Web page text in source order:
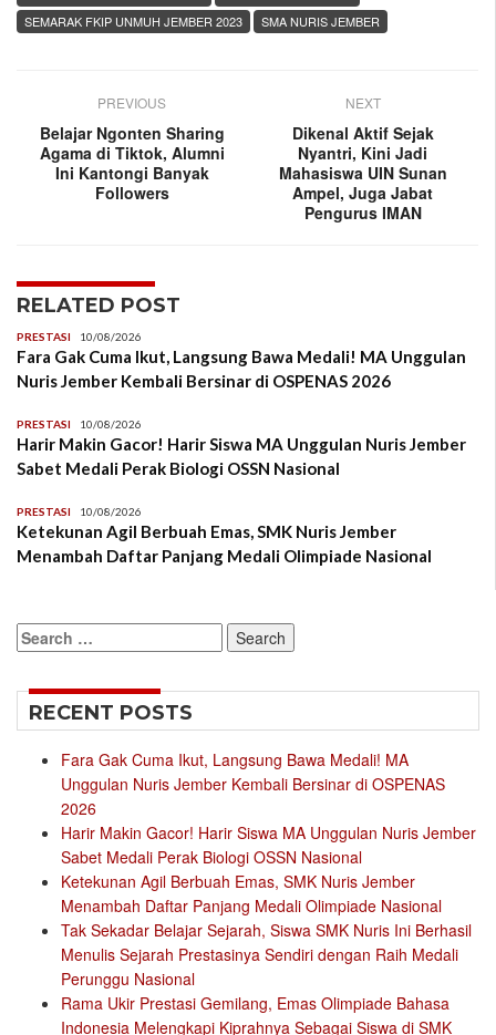
SEMARAK FKIP UNMUH JEMBER 2023
SMA NURIS JEMBER
PREVIOUS
Belajar Ngonten Sharing
Agama di Tiktok, Alumni
Ini Kantongi Banyak
Followers
NEXT
Dikenal Aktif Sejak
Nyantri, Kini Jadi
Mahasiswa UIN Sunan
Ampel, Juga Jabat
Pengurus IMAN
RELATED POST
PRESTASI 10/08/2026
Fara Gak Cuma Ikut, Langsung Bawa Medali! MA Unggulan
Nuris Jember Kembali Bersinar di OSPENAS 2026
PRESTASI 10/08/2026
Harir Makin Gacor! Harir Siswa MA Unggulan Nuris Jember
Sabet Medali Perak Biologi OSSN Nasional
PRESTASI 10/08/2026
Ketekunan Agil Berbuah Emas, SMK Nuris Jember
Menambah Daftar Panjang Medali Olimpiade Nasional
Search
for:
RECENT POSTS
Fara Gak Cuma Ikut, Langsung Bawa Medali! MA
Unggulan Nuris Jember Kembali Bersinar di OSPENAS
2026
Harir Makin Gacor! Harir Siswa MA Unggulan Nuris Jember
Sabet Medali Perak Biologi OSSN Nasional
Ketekunan Agil Berbuah Emas, SMK Nuris Jember
Menambah Daftar Panjang Medali Olimpiade Nasional
Tak Sekadar Belajar Sejarah, Siswa SMK Nuris Ini Berhasil
Menulis Sejarah Prestasinya Sendiri dengan Raih Medali
Perunggu Nasional
Rama Ukir Prestasi Gemilang, Emas Olimpiade Bahasa
Indonesia Melengkapi Kiprahnya Sebagai Siswa di SMK